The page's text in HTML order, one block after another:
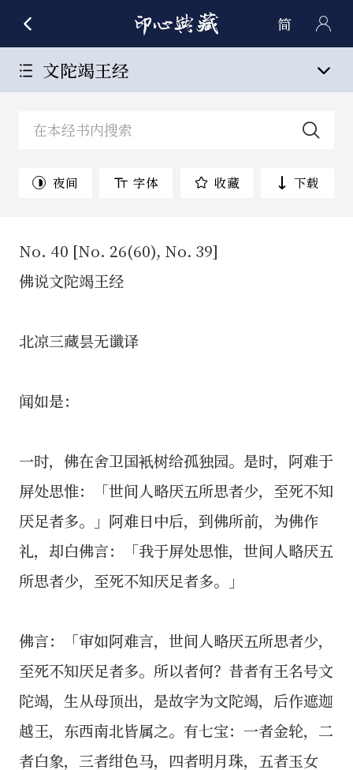
简
文陀竭王经
夜间 字体 收藏 下载
No. 40 [No. 26(60), No. 39]
佛说文陀竭王经
北凉三藏昙无谶译
闻如是：
一时，佛在舍卫国衹树给孤独园。是时，阿难于
屏处思惟：「世间人略厌五所思者少，至死不知
厌足者多。」阿难日中后，到佛所前，为佛作
礼，却白佛言：「我于屏处思惟，世间人略厌五
所思者少，至死不知厌足者多。」
佛言：「审如阿难言，世间人略厌五所思者少，
至死不知厌足者多。所以者何？昔者有王名号文
陀竭，生从母顶出，是故字为文陀竭，后作遮迦
越王，东西南北皆属之。有七宝：一者金轮，二
者白象，三者绀色马，四者明月珠，五者玉女